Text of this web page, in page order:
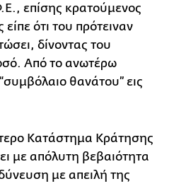
επίσης κρατούμενος
ότι του πρότειναν
δίνοντας του
Από το ανωτέρω
θανάτου” εις
Κατάστημα Κράτησης
με απόλυτη βεβαιότητα
με απειλή της